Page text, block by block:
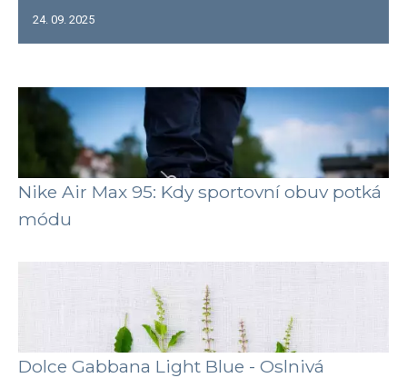
24. 09. 2025
Nike Air Max 95: Kdy sportovní obuv potká
módu
Dolce Gabbana Light Blue - Oslnivá